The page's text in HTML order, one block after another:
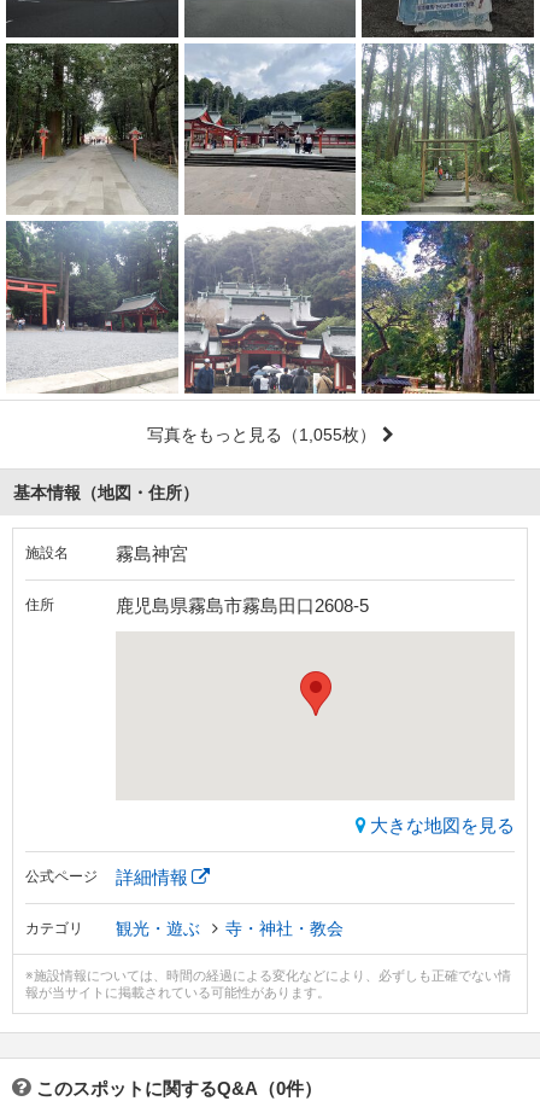
写真をもっと見る （1,055枚）
基本情報（地図・住所）
施設名 霧島神宮
住所 鹿児島県霧島市霧島田口2608-5
大きな地図を見る
公式ページ 詳細情報
カテゴリ 観光・遊ぶ 寺・神社・教会
※施設情報については、時間の経過による変化などにより、必ずしも正確でない情
報が当サイトに掲載されている可能性があります。
このスポットに関するQ&A（0件）